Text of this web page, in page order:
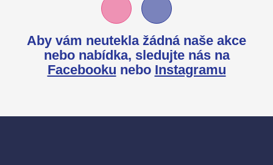
Aby vám neutekla žádná naše akce
nebo nabídka, sledujte nás na
Facebooku nebo Instagramu